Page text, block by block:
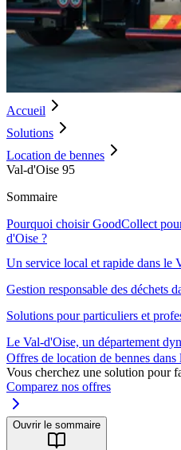
Accueil
Solutions
Location de bennes
Val-d'Oise 95
Sommaire
Pourquoi choisir GoodCollect
d'Oise ?
Un service local et rapide dans le
Gestion responsable des déchets
Solutions pour particuliers et
Le Val-d'Oise, un département
Offres de location de bennes
Vous cherchez une solution pour
Comparez nos offres
Ouvrir le sommaire